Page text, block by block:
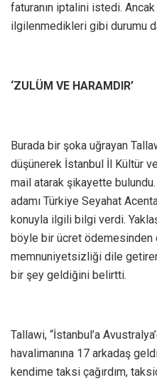
faturanın iptalini istedi.
ilgilenmedikleri gibi durumu
‘ZULÜM VE HARAMDIR’
Burada bir şoka uğrayan
düşünerek İstanbul İl Kültür
mail atarak şikayette
adamı Türkiye Seyahat
konuyla ilgili bilgi verdi.
böyle bir ücret ödemesinden
memnuniyetsizliği dile
bir şey geldiğini belirtti.
Tallawi, “İstanbul’a
havalimanına 17 arkadaş
kendime taksi çağırdım,